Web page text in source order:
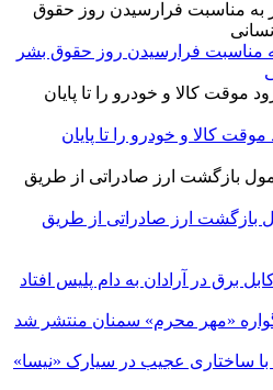
مناسبت فرارسیدن روز حقوق بشر
کالا و خودرو را تا پایان
بازگشت ارز صادراتی از طریق
برق در آرادان به دام پلیس افتاد
«مهر محرم» سمنان منتشر شد
ساختاری عجیب در سیارک «نیسا»